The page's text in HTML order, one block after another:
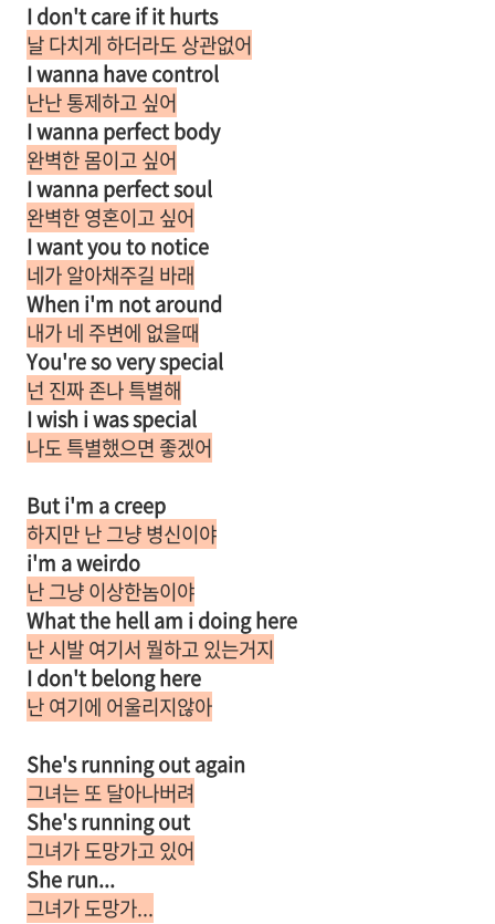
I don't care if it hurts
날 다치게 하더라도 상관없어
I wanna have control
난난 통제하고 싶어
I wanna perfect body
완벽한 몸이고 싶어
I wanna perfect soul
완벽한 영혼이고 싶어
I want you to notice
네가 알아채주길 바래
When i'm not around
내가 네 주변에 없을때
You're so very special
넌 진짜 존나 특별해
I wish i was special
나도 특별했으면 좋겠어
But i'm a creep
하지만 난 그냥 병신이야
i'm a weirdo
난 그냥 이상한놈이야
What the hell am i doing here
난 시발 여기서 뭘하고 있는거지
I don't belong here
난 여기에 어울리지않아
She's running out again
그녀는 또 달아나버려
She's running out
그녀가 도망가고 있어
She run...
그녀가 도망가...